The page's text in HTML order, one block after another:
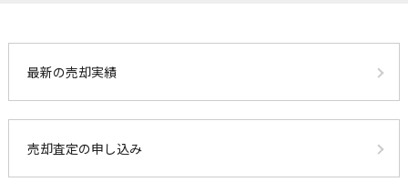
最新の売却実績
売却査定の申し込み